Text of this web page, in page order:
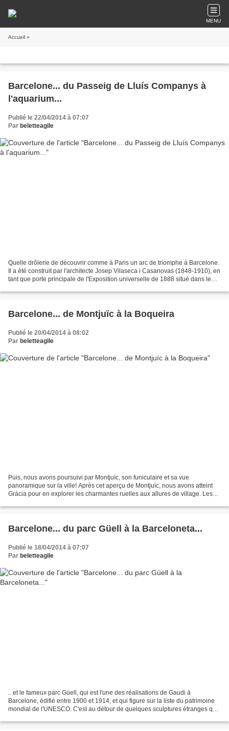
MENU
Accueil »
Barcelone... du Passeig de Lluís Companys à
l'aquarium...
Publié le 22/04/2014 à 07:07
Par beletteagile
Quelle drôlerie de découvrir comme à Paris un arc de triomphe à Barcelone.
Il a été construit par l'architecte Josep Vilaseca i Casanovas (1848-1910), en
tant que porte principale de l'Exposition universelle de 1888 situé dans le
Barcelone... de Montjuïc à la Boqueira
Publié le 20/04/2014 à 08:02
Par beletteagile
Puis, nous avons poursuivi par Montjuïc, son funiculaire et sa vue
panoramique sur la ville! Après cet aperçu de Montjuïc, nous avons atteint
Gràcia pour en explorer les charmantes ruelles aux allures de village. Les
Barcelone... du parc Güell à la Barceloneta...
Publié le 18/04/2014 à 07:07
Par beletteagile
.. et le fameux parc Güell, qui est l'une des réalisations de Gaudi à
Barcelone, édifié entre 1900 et 1914, et qui figure sur la liste du patrimoine
mondial de l'UNESCO. C'est au détour de quelques sculptures étranges que